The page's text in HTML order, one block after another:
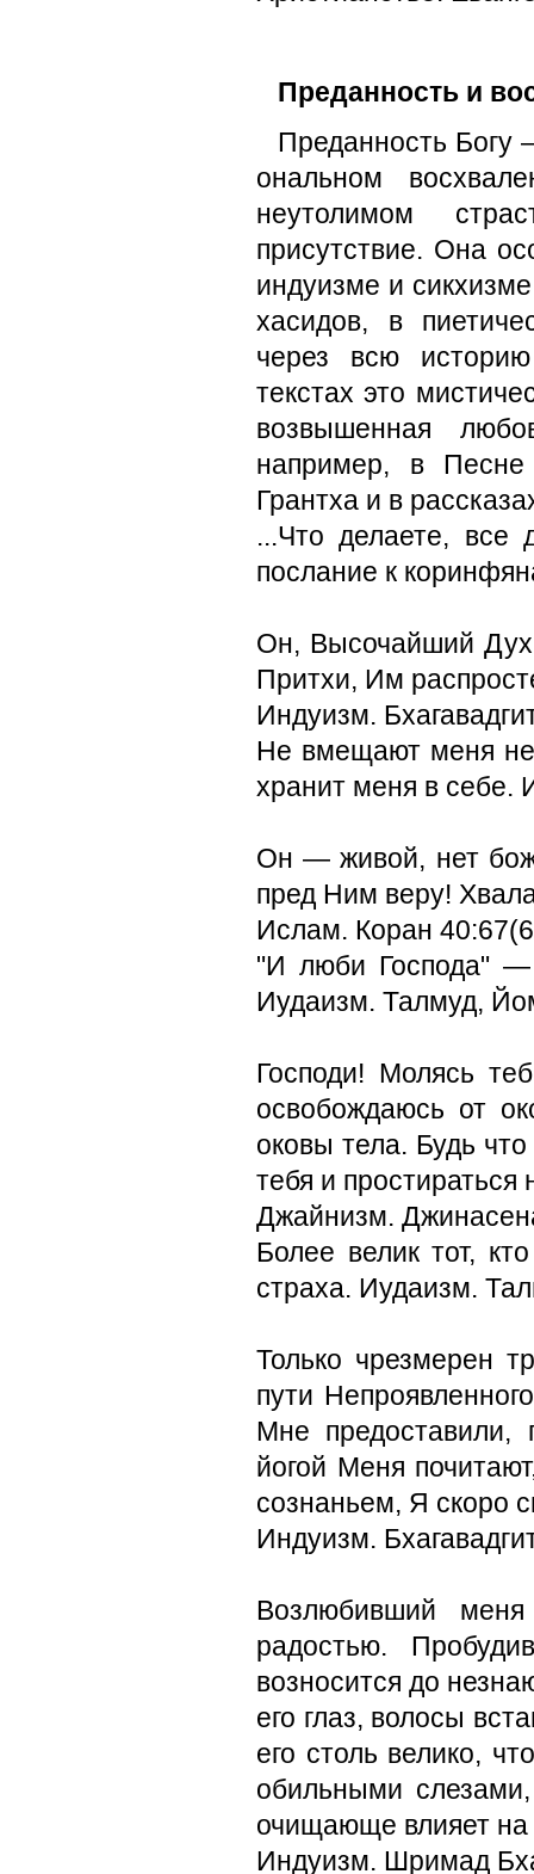
Преданность и
Преданность
ональном
неутолимом
присутствие. Она
индуизме и
хасидов, в
через всю
текстах это
возвышенная
например, в
Грантха и в
...Что делаете, все
послание к
Он, Высочайший
Притхи, Им
Индуизм.
Не вмещают меня
хранит меня в себе.
Он — живой, нет
пред Ним веру!
Ислам. Коран
"И люби Господа" —
Иудаизм. Талмуд,
Господи! Молясь
освобождаюсь от
оковы тела. Будь
тебя и простираться
Джайнизм.
Более велик тот,
страха. Иудаизм.
Только чрезмерен
пути
Мне
йогой Меня
сознаньем, Я скоро
Индуизм.
Возлюбивший меня
радостью.
возносится до
его глаз, волосы
его столь велико,
обильными
очищающе влияет
Индуизм. Шримад